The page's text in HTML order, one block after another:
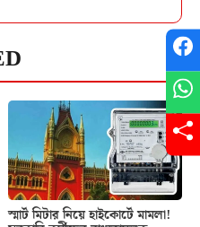
স্মার্ট মিটার নিয়ে হাইকোর্টে মামলা!